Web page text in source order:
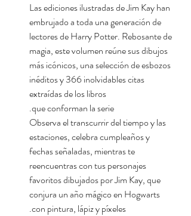
Las ediciones ilustradas de Jim Kay han
embrujado a toda una generación de
lectores de Harry Potter. Rebosante de
magia, este volumen reúne sus dibujos
más icónicos, una selección de esbozos
inéditos y 366 inolvidables citas
extraídas de los libros
que conforman la serie.
Observa el transcurrir del tiempo y las
estaciones, celebra cumpleaños y
fechas señaladas, mientras te
reencuentras con tus personajes
favoritos dibujados por Jim Kay, que
conjura un año mágico en Hogwarts
con pintura, lápiz y píxeles.